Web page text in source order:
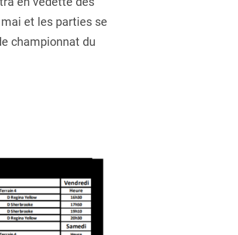
et les parties se
championnat du